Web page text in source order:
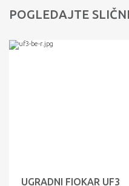
POGLEDAJTE
UGRADNI FIOKAR UF3